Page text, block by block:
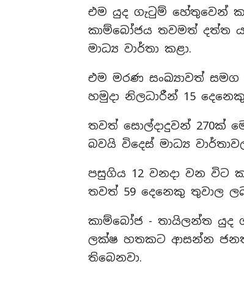
එම යුද ගැටුම් හේතුවෙන්
කාම්බෝජය තවමත් දත්ත
මාධ්‍ය වාර්තා කළා.
එම මරණ සංඛ්‍යාවත් සමග
හමුදා නිලධාරීන් 15
තවත් සොල්දාදුවන් 270ක්
බවයි විදෙස් මාධ්‍ය
පසුගිය 12 වනදා වන විට
තවත් 59 දෙනෙකු තුවාල
කාම්බෝජ - තායිලන්ත යුද
ලක්ෂ හතකට ආසන්න
තිබෙනවා.